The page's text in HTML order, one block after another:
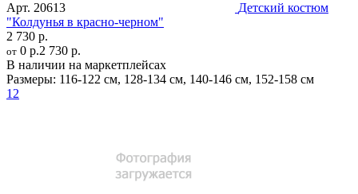
Арт. 20613
Детский костюм
"Колдунья в красно-черном"
2 730 р.
от 0 р.2 730 р.
В наличии на маркетплейсах
Размеры: 116-122 см, 128-134 см, 140-146 см, 152-158 см
12